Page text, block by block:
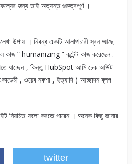
জন্য তাই অত্যন্ত গুরুত্বপূর্ণ ।
লেখা উপায় । নিবন্ধ একটি আলাপচারী স্বন আছে
কাজ ” humanizing ” কন্টেন্ট কাজ করেছেন .
যাচ্ছেন , কিন্তু HubSpot আমি চেক আউট
, ওয়েব নকশা , ইত্যাদি ) আচ্ছাদন ব্লগ
নিয়মিত ফলো করতে পারেন । অনেক কিছু জানার
twitter